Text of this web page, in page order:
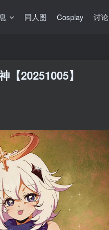
同人图 Cosplay 讨论
【20251005】